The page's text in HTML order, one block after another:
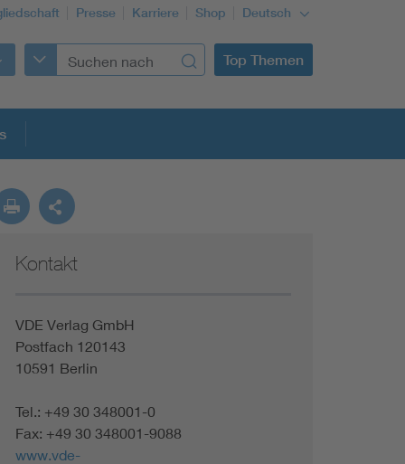
Presse Karriere Shop Deutsch
Top Themen
Kontakt
VDE Verlag GmbH
Postfach 120143
10591 Berlin
Tel.: +49 30 348001-0
Fax: +49 30 348001-9088
www.vde-